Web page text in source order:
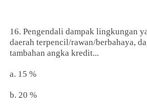
16. Pengendali dampak lingkungan
daerah terpencil/rawan/berbahaya,
tambahan angka kredit...
a. 15 %
b. 20 %